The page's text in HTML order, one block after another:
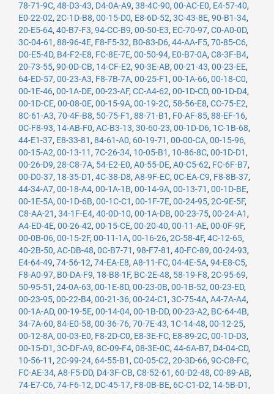
78-71-9C, 48-D3-43, D4-0A-A9, 38-4C-90, 00-AC-E0, E4-57-40,
E0-22-02, 2C-1D-B8, 00-15-D0, E8-6D-52, 3C-43-8E, 90-B1-34,
20-E5-64, 40-B7-F3, 94-CC-B9, 00-50-E3, EC-70-97, C0-A0-0D,
3C-04-61 , 88-96-4E, F8-F5-32, B0-83-D6, 44-AA-F5, 70-85-C6,
D0-E5-4D, B4-F2-E8, FC-8E-7E, 00-50-94, E0-B7-0A, C8-3F-B4,
20-73-55, 90-0D-CB, 14-CF-E2, 90-3E-AB, 00-21-43, 00-23-EE,
64-ED-57, 00-23-A3, F8-7B-7A, 00-25-F1 , 00-1A-66, 00-18-C0,
00-1E-46, 00-1A-DE, 00-23-AF, CC-A4-62, 00-1D-CD, 00-1D-D4,
00-1D-CE, 00-08-0E, 00-15-9A, 00-19-2C, 58-56-E8, CC-75-E2,
8C-61-A3, 70-4F-B8, 50-75-F1 , 88-71-B1 , F0-AF-85, 88-EF-16,
0C-F8-93, 14-AB-F0, AC-B3-13, 30-60-23, 00-1D-D6, 1C-1B-68,
44-E1-37, E8-33-81 , 84-61-A0, 60-19-71 , 00-00-CA, 00-15-96,
00-15-A2, 00-13-11 , 7C-26-34, 10-05-B1 , 10-86-8C, 00-1D-D1 ,
00-26-D9, 28-C8-7A, 54-E2-E0, A0-55-DE, A0-C5-62, FC-6F-B7,
00-D0-37, 18-35-D1 , 4C-38-D8, A8-9F-EC, 0C-EA-C9, F8-8B-37,
44-34-A7, 00-18-A4, 00-1A-1B, 00-14-9A, 00-13-71 , 00-1D-BE,
00-1E-5A, 00-1D-6B, 00-1C-C1 , 00-1F-7E, 00-24-95, 2C-9E-5F,
C8-AA-21 , 34-1F-E4, 40-0D-10, 00-1A-DB, 00-23-75, 00-24-A1 ,
A4-ED-4E, 00-26-42, 00-15-CE, 00-20-40, 00-11-AE, 00-0F-9F,
00-0B-06, 00-15-2F, 00-11-1A, 00-16-26, 2C-58-4F, 4C-12-65,
40-2B-50, AC-DB-48, 0C-B7-71 , 98-F7-81 , 40-FC-89, 00-24-93,
E4-64-49, 74-56-12, 74-EA-E8, A8-11-FC, 04-4E-5A, 94-E8-C5,
F8-A0-97, B0-DA-F9, 18-B8-1F, BC-2E-48, 58-19-F8, 2C-95-69,
50-95-51 , 24-0A-63, 00-1E-8D, 00-23-0B, 00-1B-52, 00-23-ED,
00-23-95, 00-22-B4, 00-21-36, 00-24-C1 , 3C-75-4A, A4-7A-A4,
00-1A-AD, 00-19-5E, 00-14-04, 00-1B-DD, 00-23-A2, BC-64-4B,
34-7A-60, 84-E0-58, 00-36-76, 70-7E-43, 1C-14-48, 00-12-25,
00-12-8A, 00-03-E0, F8-2D-C0, E8-3E-FC, E8-89-2C, 00-1D-D3,
00-15-D1 , 3C-DF-A9, 8C-09-F4, 08-3E-0C, 44-6A-B7, D4-04-CD,
10-56-11 , 2C-99-24, 64-55-B1 , C0-05-C2, 20-3D-66, 9C-C8-FC,
FC-AE-34, A8-F5-DD, D4-3F-CB, C8-52-61 , 60-D2-48, C0-89-AB,
74-E7-C6, 74-F6-12, DC-45-17, F8-0B-BE, 6C-C1-D2, 14-5B-D1 ,